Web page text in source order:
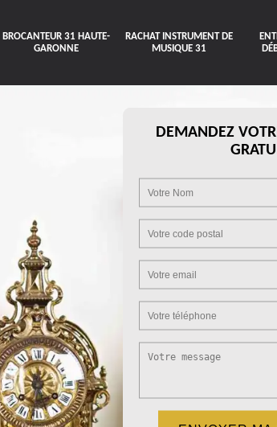
BROCANTEUR 31 HAUTE-
GARONNE
RACHAT INSTRUMENT DE
MUSIQUE 31
DEMANDEZ